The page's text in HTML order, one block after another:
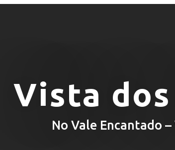
Vista
No Vale Encantado